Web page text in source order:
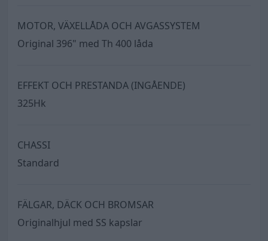
MOTOR, VÄXELLÅDA OCH AVGASSYSTEM
Original 396" med Th 400 låda
EFFEKT OCH PRESTANDA (INGÅENDE)
325Hk
CHASSI
Standard
FÄLGAR, DÄCK OCH BROMSAR
Originalhjul med SS kapslar